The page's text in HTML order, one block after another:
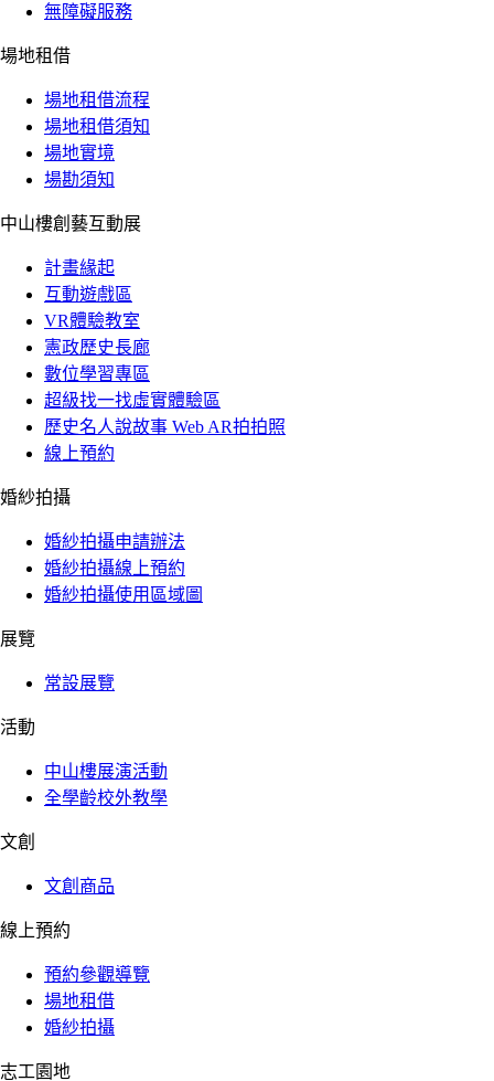
無障礙服務
場地租借
場地租借流程
場地租借須知
場地實境
場勘須知
中山樓創藝互動展
計畫緣起
互動遊戲區
VR體驗教室
憲政歷史長廊
數位學習專區
超級找一找虛實體驗區
歷史名人說故事 Web AR拍拍照
線上預約
婚紗拍攝
婚紗拍攝申請辦法
婚紗拍攝線上預約
婚紗拍攝使用區域圖
展覽
常設展覽
活動
中山樓展演活動
全學齡校外教學
文創
文創商品
線上預約
預約參觀導覽
場地租借
婚紗拍攝
志工園地